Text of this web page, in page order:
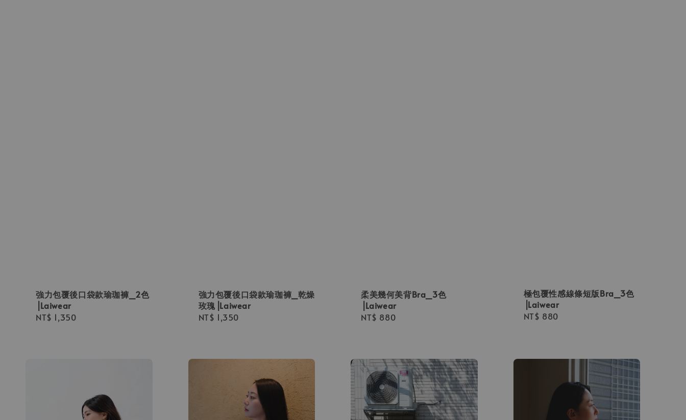
強力包覆後口袋款瑜珈褲_2色
⎟Laiwear
Regular
NT$ 1,350
強力包覆後口袋款瑜珈褲_乾燥
玫瑰⎟Laiwear
Regular
NT$ 1,350
柔美幾何美背Bra_3色
⎟Laiwear
Regular
NT$ 880
極包覆性感線條短版Bra_3色
⎟Laiwear
Regular
NT$ 880